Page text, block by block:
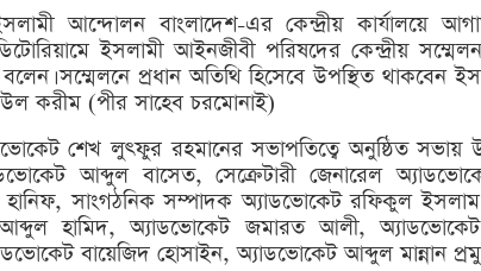
আন্দোলন বাংলাদেশ-এর কেন্দ্রীয় কার্যালয়ে
ইসলামী আইনজীবী পরিষদের কেন্দ্রীয় সম্মেলন
সম্মেলনে প্রধান অতিথি হিসেবে উপস্থিত থাকবেন
করীম (পীর সাহেব চরমোনাই)
শেখ লুৎফুর রহমানের সভাপতিত্বে অনুষ্ঠিত সভায়
আব্দুল বাসেত, সেক্রেটারী জেনারেল
হানিফ, সাংগঠনিক সম্পাদক অ্যাডভোকেট রফিকুল
হামিদ, অ্যাডভোকেট জমারত আলী, অ্যাডভোকেট
বায়েজিদ হোসাইন, অ্যাডভোকেট আব্দুল মান্নান